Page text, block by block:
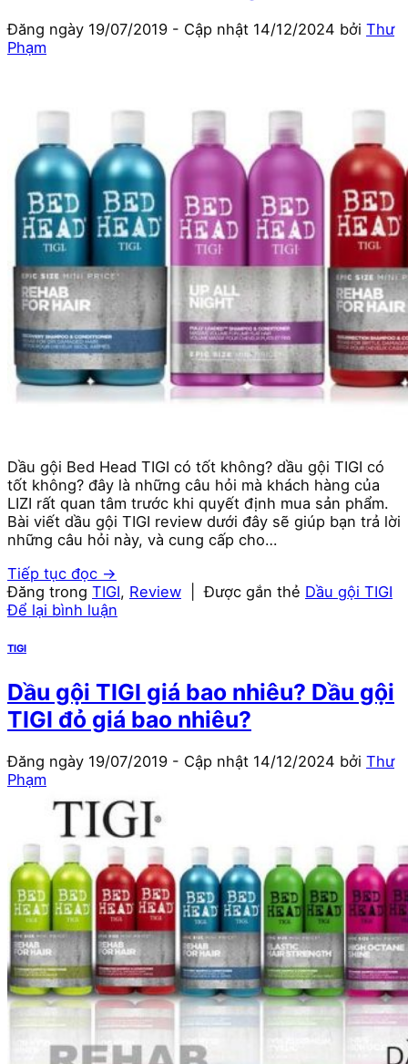
Đăng ngày 19/07/2019 - Cập nhật 14/12/2024 bởi Thư
Phạm
Dầu gội Bed Head TIGI có tốt không? dầu gội TIGI có
tốt không? đây là những câu hỏi mà khách hàng của
LIZI rất quan tâm trước khi quyết định mua sản phẩm.
Bài viết dầu gội TIGI review dưới đây sẽ giúp bạn trả lời
những câu hỏi này, và cung cấp cho…
Tiếp tục đọc →
Đăng trong TIGI, Review Được gắn thẻ Dầu gội TIGI
Để lại bình luận
TIGI
Dầu gội TIGI giá bao nhiêu? Dầu gội
TIGI đỏ giá bao nhiêu?
Đăng ngày 19/07/2019 - Cập nhật 14/12/2024 bởi Thư
Phạm